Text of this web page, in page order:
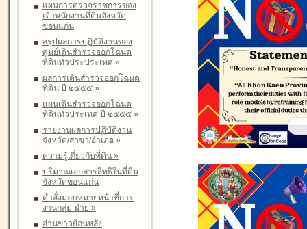
แผนการตรวจราชการของ
เจ้าพนักงานที่ดินจังหวัด
ขอนแก่น
สรุปผลการปฏิบัติงานของ
ศูนย์เดินสำรวจออกโฉนด
ที่ดินทั่วประประเทศ »
ผลการเดินสำรวจออกโฉนด
ที่ดิน ปี ๒๕๕๕ »
แผนเดินสำรวจออกโฉนด
ที่ดินทั่วประเทศ ปี ๒๕๕๕ »
รายงานผลการปฏิบัติงาน
จังหวัด/สาขา/อำเภอ »
ความรู้เกี่ยวกับที่ดิน »
ปริมาณเอกสารสิทธิในที่ดิน
จังหวัดขอนแก่น
คำสั่งมอบหมายหน้าที่การ
งานกลุ่ม-ฝ่าย »
อ่านข่าวย้อนหลัง